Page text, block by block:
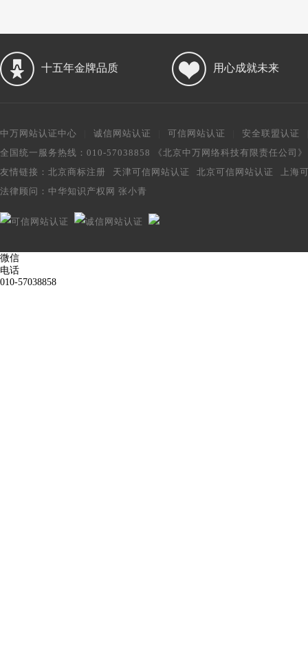
十五年金牌品质 用心成就未来
中万网站认证中心 诚信网站认证 可信网站认证 安全联盟认证
全国统一服务热线：010-57038858 《北京中万网络科技有限责任公司
友情链接： 北京商标注册 天津可信网站认证 北京可信网站认证
上海
法律顾问： 中华知识产权网 张小青
微信
电话
010-57038858